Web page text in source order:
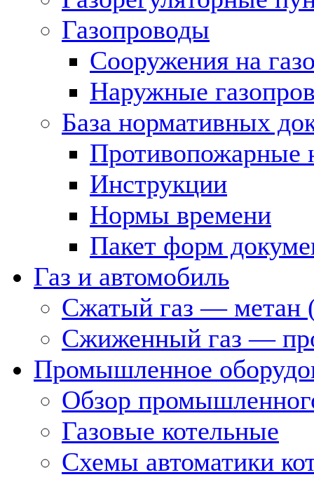
Газопроводы
Сооружения на
Наружные
База нормативных
Противопожарные
Инструкции
Нормы времени
Пакет форм
Газ и автомобиль
Сжатый газ — метан
Сжиженный газ —
Промышленное
Обзор
Газовые котельные
Схемы автоматики